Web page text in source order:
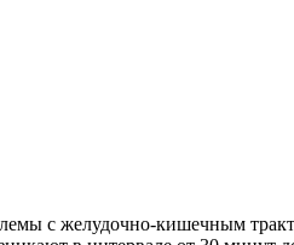
с желудочно-кишечным